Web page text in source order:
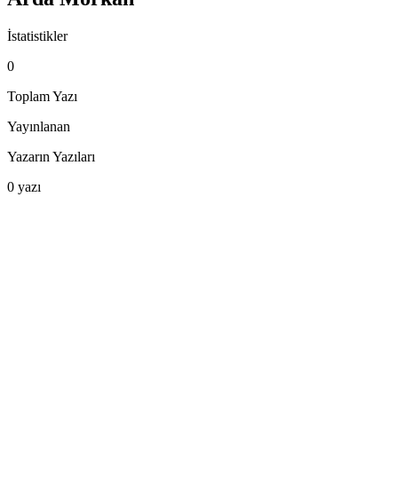
İstatistikler
0
Toplam Yazı
Yayınlanan
Yazarın Yazıları
0 yazı